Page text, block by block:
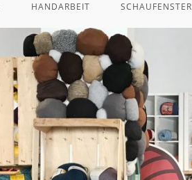
HANDARBEIT SCHAUFENSTER